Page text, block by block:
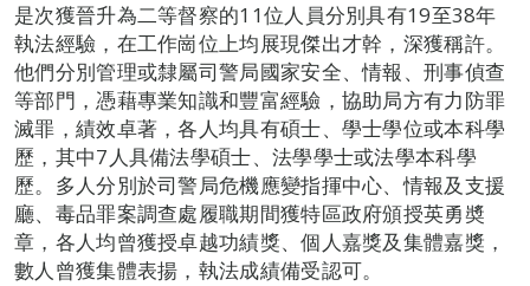
是次獲晉升為二等督察的11位人員分別具有19至38年
執法經驗，在工作崗位上均展現傑出才幹，深獲稱許。
他們分別管理或隸屬司警局國家安全、情報、刑事偵查
等部門，憑藉專業知識和豐富經驗，協助局方有力防罪
滅罪，績效卓著，各人均具有碩士、學士學位或本科學
歷，其中7人具備法學碩士、法學學士或法學本科學
歷。多人分別於司警局危機應變指揮中心、情報及支援
廳、毒品罪案調查處履職期間獲特區政府頒授英勇奬
章，各人均曾獲授卓越功績獎、個人嘉獎及集體嘉獎，
數人曾獲集體表揚，執法成績備受認可。